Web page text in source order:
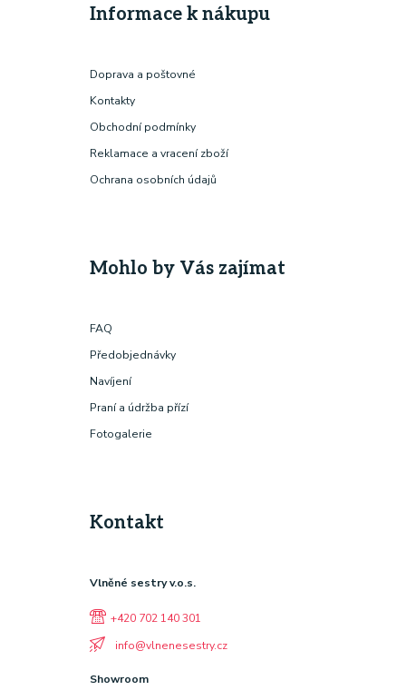
Informace k nákupu
Doprava a poštovné
Kontakty
Obchodní podmínky
Reklamace a vracení zboží
Ochrana osobních údajů
Mohlo by Vás zajímat
FAQ
Předobjednávky
Navíjení
Praní a údržba přízí
Fotogalerie
Kontakt
Vlněné sestry v.o.s.
+420 702 140 301
info@vlnenesestry.cz
Showroom